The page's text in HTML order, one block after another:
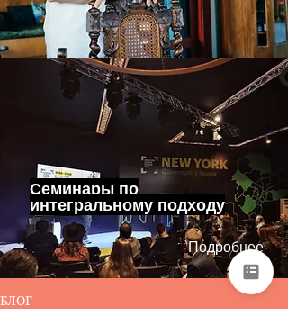
Семинары по
интегральному подходу
Подробнее
БЛОГ